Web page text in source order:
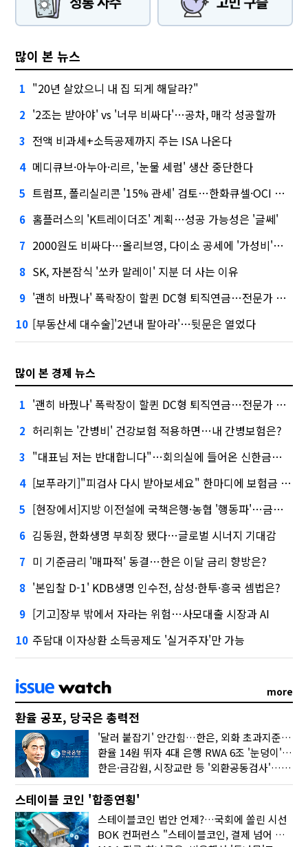
많이 본 뉴스
1 "20년 살았으니 내 집 되게 해달라?"
2 '2조는 받아야' vs '너무 비싸다'…공차, 매각 성공할까
3 전액 비과세+소득공제까지 주는 ISA 나온다
4 메디큐브·아누아·리르, '눈물 세럼' 생산 중단한다
5 트럼프, 폴리실리콘 '15% 관세' 검토…한화큐셀·OCI 영향은?
6 홈플러스의 'K트레이더조' 계획…성공 가능성은 '글쎄'
7 2000원도 비싸다…올리브영, 다이소 공세에 '가성비'로 맞불
8 SK, 자본잠식 '쏘카 말레이' 지분 더 사는 이유
9 '괜히 바꿨나' 폭락장이 할퀸 DC형 퇴직연금…전문가 조언은
10 [부동산세 대수술]'2년내 팔아라'…뒷문은 열었다
많이 본 경제 뉴스
1 '괜히 바꿨나' 폭락장이 할퀸 DC형 퇴직연금…전문가 조언은
2 허리휘는 '간병비' 건강보험 적용하면…내 간병보험은?
3 "대표님 저는 반대합니다"…회의실에 들어온 신한금융 AI
4 [보푸라기]"피검사 다시 받아보세요" 한마디에 보험금 못 받을 뻔?
5 [현장에서]지방 이전설에 국책은행·농협 '행동파'…금감원 '신중모드'
6 김동원, 한화생명 부회장 됐다…글로벌 시너지 기대감
7 미 기준금리 '매파적' 동결…한은 이달 금리 향방은?
8 '본입찰 D-1' KDB생명 인수전, 삼성·한투·흥국 셈법은?
9 [기고]장부 밖에서 자라는 위험…사모대출 시장과 AI
10 주담대 이자상환 소득공제도 '실거주자'만 가능
more
환율 공포, 당국은 총력전
'달러 붙잡기' 안간힘…한은, 외화 초과지준에 이자 6개월 더
환율 14원 뛰자 4대 은행 RWA 6조 '눈덩이'…2배 뛴 2분기는?
한은·금감원, 시장교란 등 '외환공동검사'…환율 급등 전방위 대응
스테이블 코인 '합종연횡'
스테이블코인 법안 언제?…국회에 쏠린 시선
BOK 컨퍼런스 "스테이블코인, 결제 넘어 보험 대출 등 금융 연결 도구"